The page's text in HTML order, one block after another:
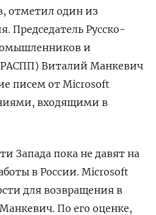
отметил один из
Председатель Русско-
и
Виталий Манкевич
писем от Microsoft
входящими в
Запада пока не давят на
в России. Microsoft
для возвращения в
По его оценке,